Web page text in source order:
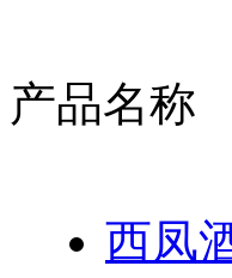
产品名称
西凤